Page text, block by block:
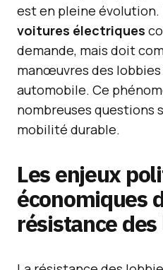
est en pleine évolution.
voitures électriques
demande, mais doit
manœuvres des lobbies
automobile. Ce
nombreuses questions
mobilité durable.
Les enjeux
économiques
résistance